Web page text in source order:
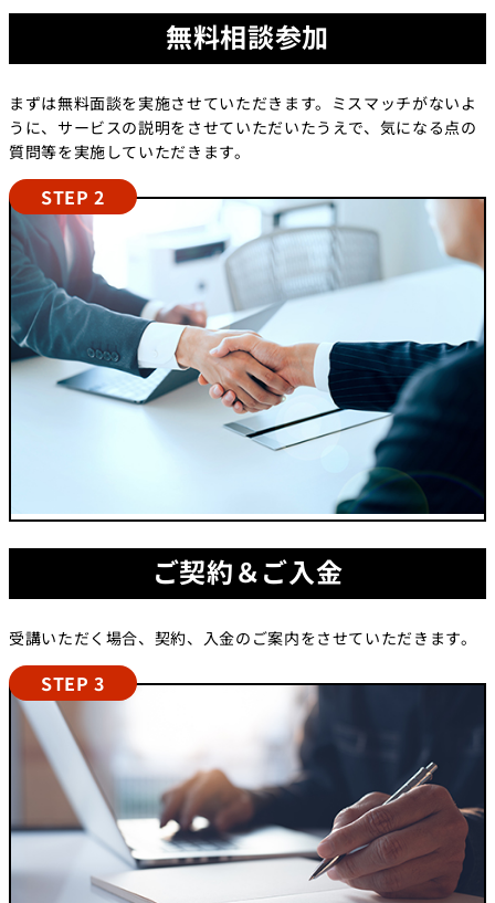
無料相談参加
まずは無料面談を実施させていただきます。ミスマッチがないよ
うに、サービスの説明をさせていただいたうえで、気になる点の
質問等を実施していただきます。
STEP 2
ご契約＆ご入金
受講いただく場合、契約、入金のご案内をさせていただきます。
STEP 3